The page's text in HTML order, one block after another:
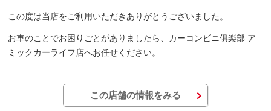
この度は当店をご利用いただきありがとうございました。
お車のことでお困りごとがありましたら、カーコンビニ俱楽部 ア
ミックカーライフ店へお任せください。
この店舗の情報をみる